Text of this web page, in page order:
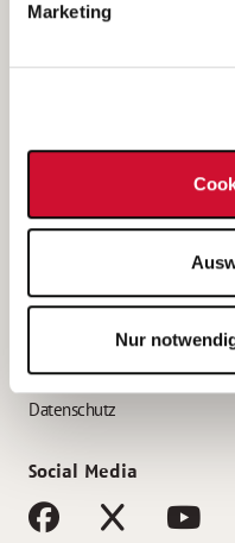
Marketing
Nur
Bewerbung als
Bewerbung als Erzieher*in
AWO Gliederungen nach
Impressum
Datenschutz
Social Media